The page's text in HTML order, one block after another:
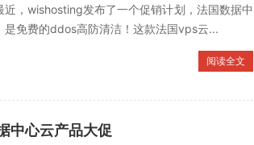
，wishosting发布了一个促销计划，法国数据中
免费的ddos高防清洁！这款法国vps云...
阅读全文
中心云产品大促